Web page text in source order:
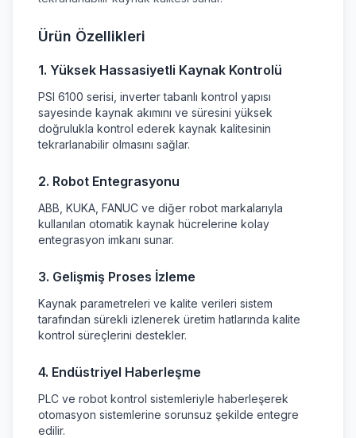
Ürün Özellikleri
1. Yüksek Hassasiyetli Kaynak Kontrolü
PSI 6100 serisi, inverter tabanlı kontrol yapısı
sayesinde kaynak akımını ve süresini yüksek
doğrulukla kontrol ederek kaynak kalitesinin
tekrarlanabilir olmasını sağlar.
2. Robot Entegrasyonu
ABB, KUKA, FANUC ve diğer robot markalarıyla
kullanılan otomatik kaynak hücrelerine kolay
entegrasyon imkanı sunar.
3. Gelişmiş Proses İzleme
Kaynak parametreleri ve kalite verileri sistem
tarafından sürekli izlenerek üretim hatlarında kalite
kontrol süreçlerini destekler.
4. Endüstriyel Haberleşme
PLC ve robot kontrol sistemleriyle haberleşerek
otomasyon sistemlerine sorunsuz şekilde entegre
edilir.